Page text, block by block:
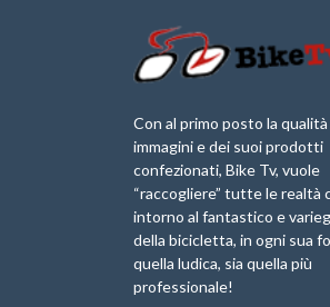
Con al primo posto la
immagini e dei suoi prodotti
confezionati, Bike Tv, vuole
“raccogliere” tutte le realtà
intorno al fantastico e
della bicicletta, in ogni sua
quella ludica, sia quella più
professionale!
Briko Torino – 11
Maggio 2025 – r
Giancarlo Brocci
1a